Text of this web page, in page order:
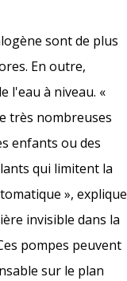
sont de plus
En outre,
l'eau à niveau. «
très nombreuses
enfants ou des
qui limitent la
», explique
invisible dans la
pompes peuvent
sur le plan